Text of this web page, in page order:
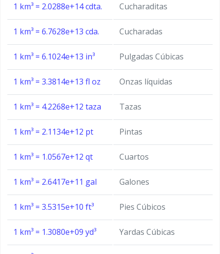
1 km³ = 2.0288e+14 cdta. Cucharaditas
1 km³ = 6.7628e+13 cda. Cucharadas
1 km³ = 6.1024e+13 in³ Pulgadas Cúbicas
1 km³ = 3.3814e+13 fl oz Onzas líquidas
1 km³ = 4.2268e+12 taza Tazas
1 km³ = 2.1134e+12 pt Pintas
1 km³ = 1.0567e+12 qt Cuartos
1 km³ = 2.6417e+11 gal Galones
1 km³ = 3.5315e+10 ft³ Pies Cúbicos
1 km³ = 1.3080e+09 yd³ Yardas Cúbicas